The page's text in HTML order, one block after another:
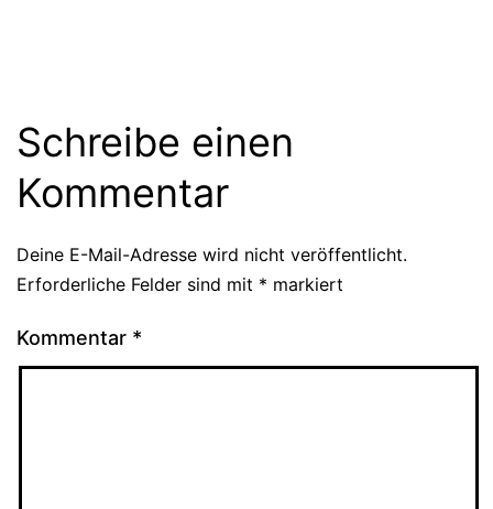
Schreibe einen
Kommentar
Deine E-Mail-Adresse wird nicht veröffentlicht.
Erforderliche Felder sind mit * markiert
Kommentar *